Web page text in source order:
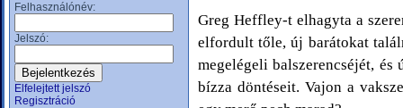
Felhasználónév:
Jelszó:
Elfelejtett jelszó
Regisztráció
Greg Heffley-t elhagyta a
elfordult tőle, új barátokat
megelégeli balszerencséjét,
bízza döntéseit. Vajon a